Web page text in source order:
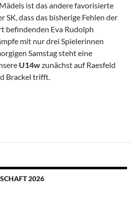
ist das andere favorisierte
dass das bisherige Fehlen der
befindenden Eva Rudolph
mit nur drei Spielerinnen
Samstag steht eine
U14wzunächst auf Raesfeld
Brackel trifft.
2026